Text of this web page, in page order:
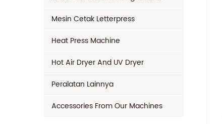
Mesin Cetak Letterpress
Heat Press Machine
Hot Air Dryer And UV Dryer
Peralatan Lainnya
Accessories From Our Machines